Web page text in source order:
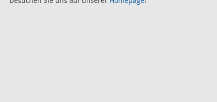
2